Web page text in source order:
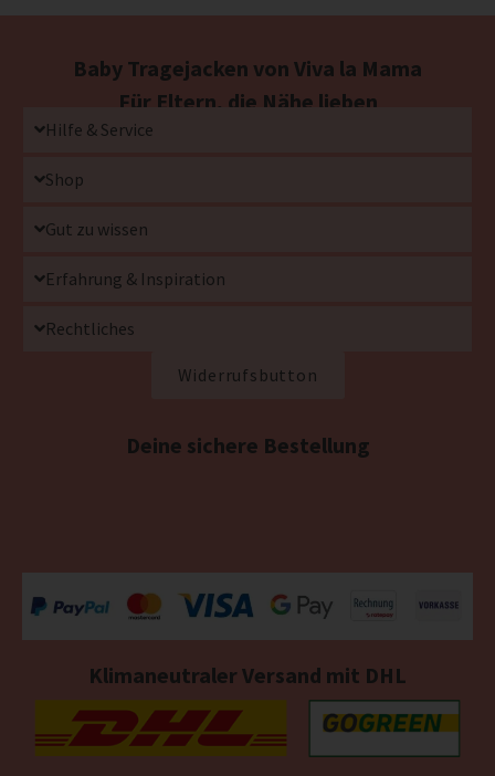
Baby Tragejacken von Viva la Mama
Für Eltern, die Nähe lieben
Hilfe & Service
Shop
Gut zu wissen
Erfahrung & Inspiration
Rechtliches
Widerrufsbutton
Deine sichere Bestellung
Klimaneutraler Versand mit DHL